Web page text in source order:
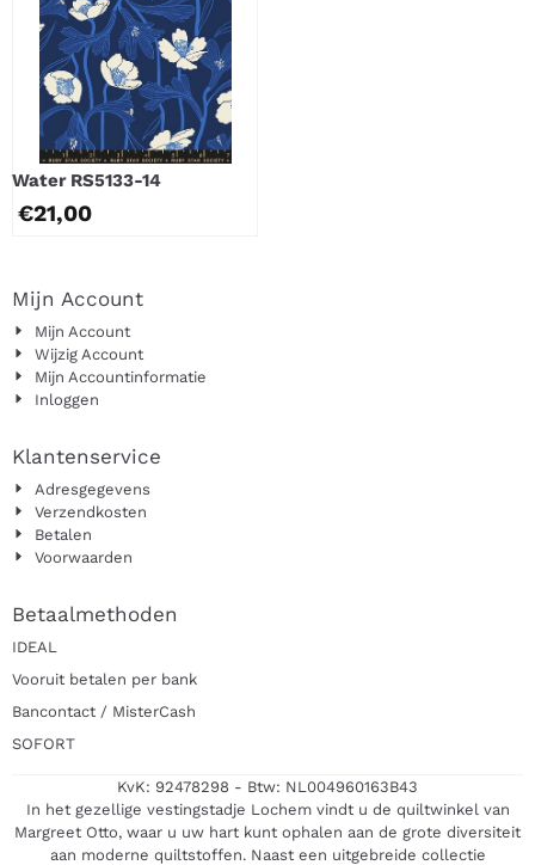
Water RS5133-14
€21,00
Mijn Account
Mijn Account
Wijzig Account
Mijn Accountinformatie
Inloggen
Klantenservice
Adresgegevens
Verzendkosten
Betalen
Voorwaarden
Betaalmethoden
IDEAL
Vooruit betalen per bank
Bancontact / MisterCash
SOFORT
KvK: 92478298 - Btw: NL004960163B43
In het gezellige vestingstadje Lochem vindt u de quiltwinkel van
Margreet Otto, waar u uw hart kunt ophalen aan de grote diversiteit
aan moderne quiltstoffen. Naast een uitgebreide collectie